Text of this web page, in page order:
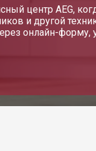
центр AEG,
и другой
онлайн-форму,